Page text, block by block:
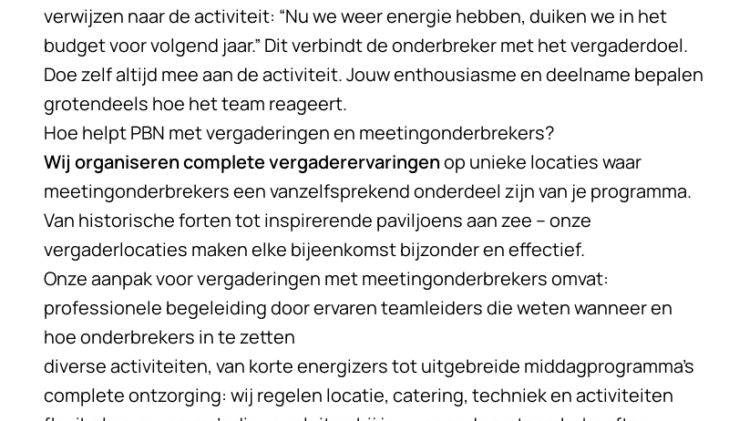
verwijzen naar de activiteit: “Nu we weer energie hebben, duiken we in het
budget voor volgend jaar.” Dit verbindt de onderbreker met het vergaderdoel.
Doe zelf altijd mee aan de activiteit. Jouw enthousiasme en deelname bepalen
grotendeels hoe het team reageert.
Hoe helpt PBN met vergaderingen en meetingonderbrekers?
Wij organiseren complete vergaderervaringenop unieke locaties waar
meetingonderbrekers een vanzelfsprekend onderdeel zijn van je programma.
Van historische forten tot inspirerende paviljoens aan zee – onze
vergaderlocaties maken elke bijeenkomst bijzonder en effectief.
Onze aanpak voor vergaderingen met meetingonderbrekers omvat:
professionele begeleiding door ervaren teamleiders die weten wanneer en
hoe onderbrekers in te zetten
diverse activiteiten, van korte energizers tot uitgebreide middagprogramma’s
complete ontzorging: wij regelen locatie, catering, techniek en activiteiten